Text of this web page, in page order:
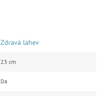
Zdravá lahev
23 cm
Da